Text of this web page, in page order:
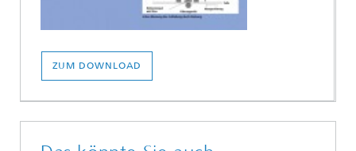
ZUM DOWNLOAD